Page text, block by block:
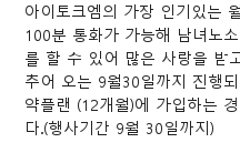
아이토크엠의 가장 인기있는
100분 통화가 가능해 남녀노
를 할 수 있어 많은 사랑을 받
추어 오는 9월30일까지 진행
약플랜 (12개월)에 가입하는
다.(행사기간 9월 30일까지)